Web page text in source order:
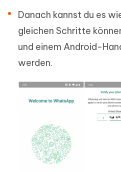
Danach kannst du es
gleichen Schritte
und einem Android-
werden.